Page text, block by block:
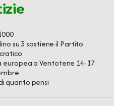
su 3 sostiene il Partito
europea a Ventotene 14-17
quanto pensi